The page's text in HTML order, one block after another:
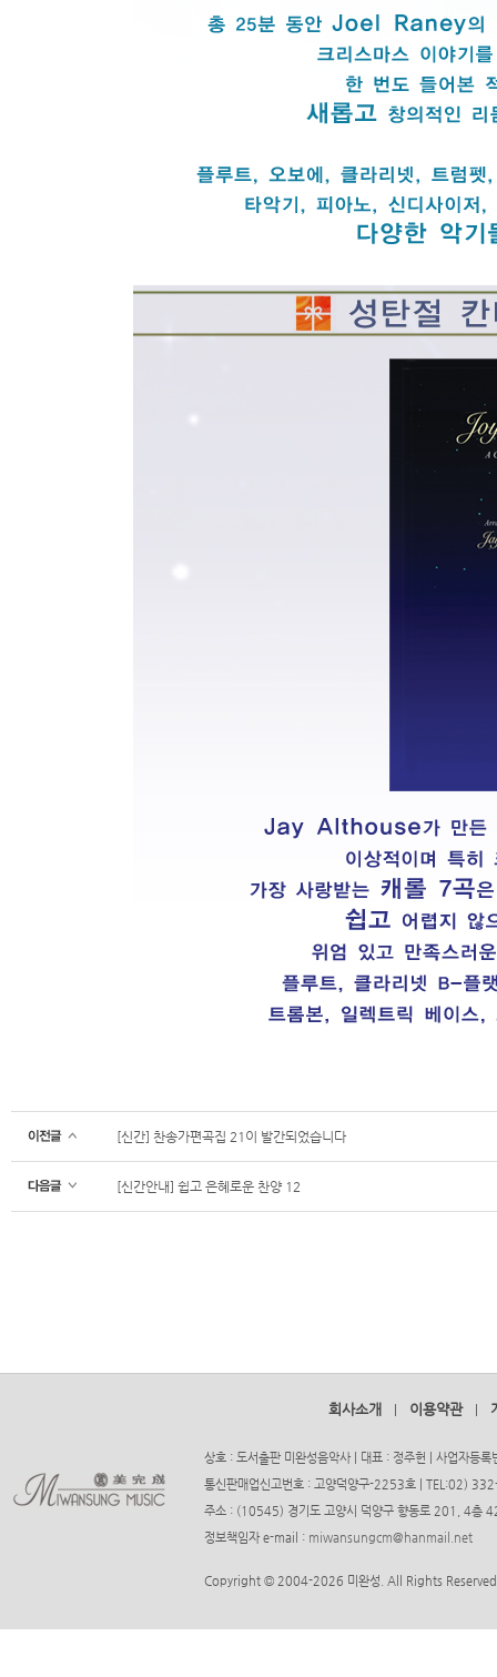
[신간] 찬송가편곡집 21이 발간되었습니다
[신간안내] 쉽고 은혜로운 찬양 12
회사소개 이용약관
상호 : 도서출판 미완성음악사 | 대표 : 정주헌 | 사업자등
통신판매업신고번호 : 고양덕양구-2253호 | TEL:02)
주소 : (10545) 경기도 고양시 덕양구 향동로 201, 4층
정보책임자 e-mail : miwansungcm@hanmail.net
Copyright © 2004-2026 미완성. All Rights